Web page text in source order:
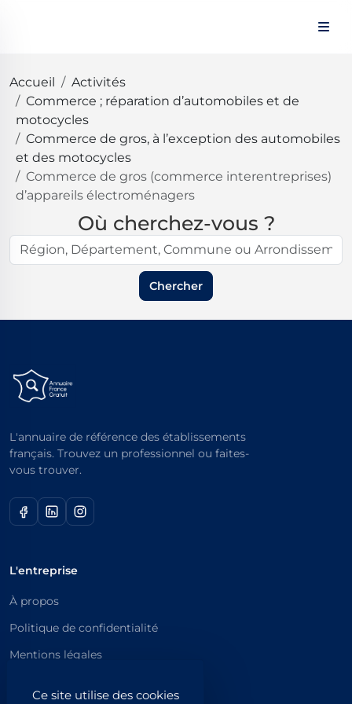
Ce site utilise des cookies
Accueil
Activités
Commerce ; réparation d’automobiles et de
motocycles
Commerce de gros, à l’exception des automobiles
et des motocycles
Commerce de gros (commerce interentreprises)
d’appareils électroménagers
Où cherchez-vous ?
Chercher
L'annuaire de référence des établissements
français. Trouvez un professionnel ou faites-
vous trouver.
L'entreprise
À propos
Politique de confidentialité
Mentions légales
Catégories principales